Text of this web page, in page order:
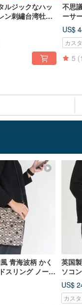
ルジックなハッ
ン刺繡台湾牡丹
ドサイドバッ
バッグ
不思
ーサ
は、
パッ
US$
カス
5
青海波柄 かく
スリング ノート
取り外し・調
ダーストラッ
英国
ソコ
収納
イズ
US$
カス